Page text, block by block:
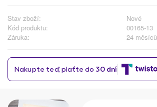
Stav zboží:
Nové
Kód produktu:
00165-13
Záruka:
24 měsíců